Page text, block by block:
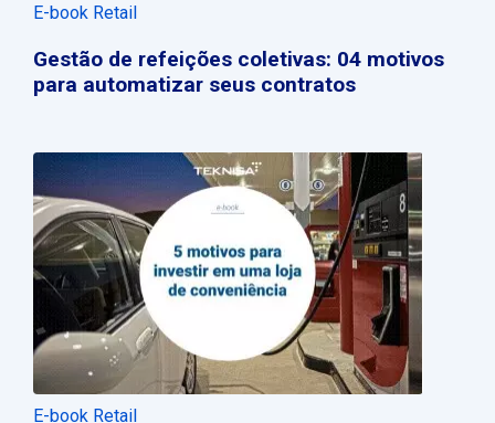
E-book Retail
Gestão de refeições coletivas: 04 motivos
para automatizar seus contratos
E-book Retail